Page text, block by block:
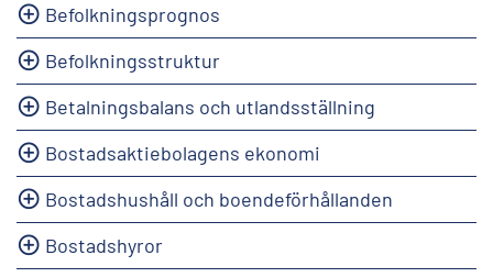
Befolkningsprognos
Befolkningsstruktur
Betalningsbalans och utlandsställning
Bostadsaktiebolagens ekonomi
Bostadshushåll och boendeförhållanden
Bostadshyror